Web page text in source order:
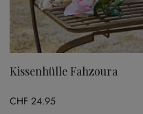
Kissenhülle Fahzoura
CHF 24.95